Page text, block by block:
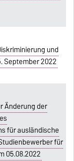
und
September 2022
Änderung der
für ausländische
für
05.08.2022